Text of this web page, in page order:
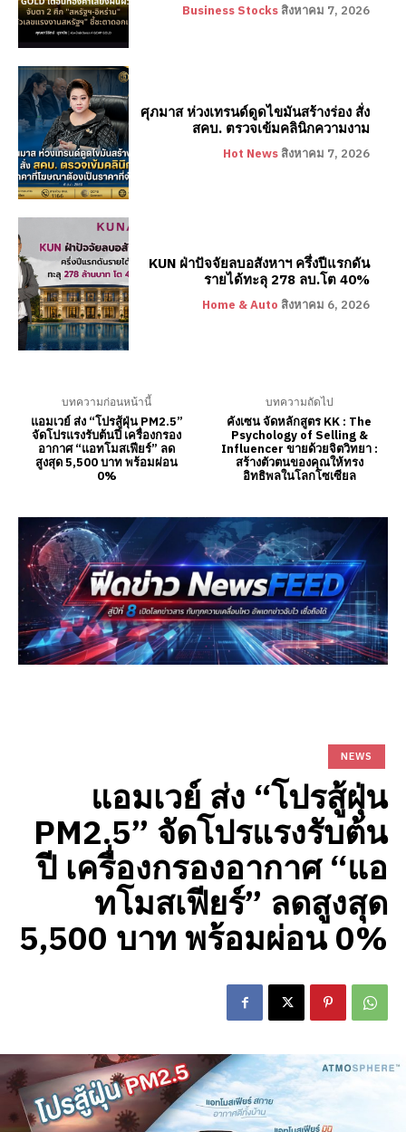
Business Stocks สิงหาคม 7, 2026
ศุภมาส ห่วงเทรนด์ดูดไขมันสร้างร่อง สั่ง
สคบ. ตรวจเข้มคลินิกความงาม
Hot News สิงหาคม 7, 2026
KUN ฝ่าปัจจัยลบอสังหาฯ ครึ่งปีแรกดัน
รายได้ทะลุ 278 ลบ.โต 40%
Home & Auto สิงหาคม 6, 2026
บทความก่อนหน้านี้
แอมเวย์ ส่ง “โปรสู้ฝุ่น PM2.5”
จัดโปรแรงรับต้นปี เครื่องกรอง
อากาศ “แอทโมสเฟียร์” ลด
สูงสุด 5,500 บาท พร้อมผ่อน
0%
บทความถัดไป
คังเซน จัดหลักสูตร KK : The
Psychology of Selling &
Influencer ขายด้วยจิตวิทยา :
สร้างตัวตนของคุณให้ทรง
อิทธิพลในโลกโซเซียล